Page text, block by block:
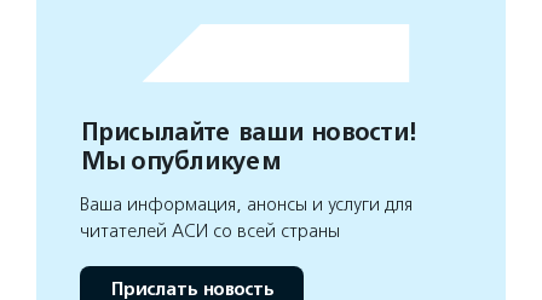
Присылайте ваши новости!
Мы опубликуем
Ваша информация, анонсы и услуги для
читателей АСИ со всей страны
Прислать новость